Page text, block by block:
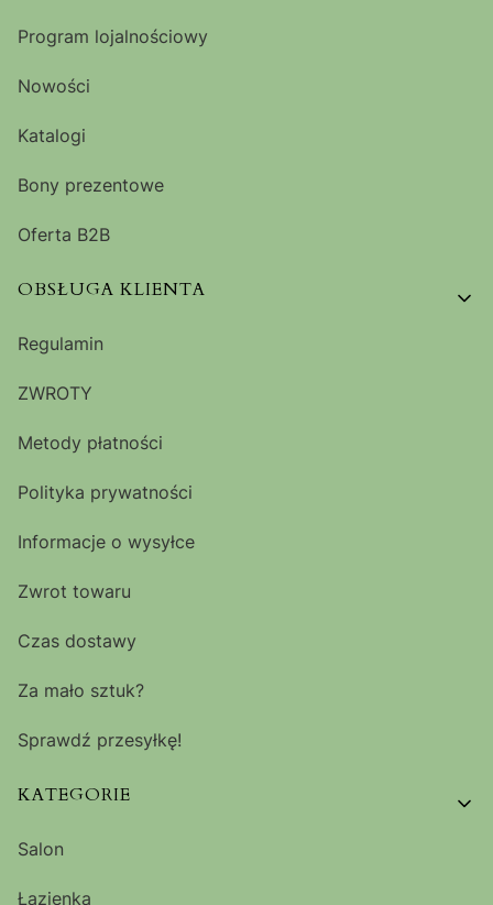
Program lojalnościowy
Nowości
Katalogi
Bony prezentowe
Oferta B2B
OBSŁUGA KLIENTA
Regulamin
ZWROTY
Metody płatności
Polityka prywatności
Informacje o wysyłce
Zwrot towaru
Czas dostawy
Za mało sztuk?
Sprawdź przesyłkę!
KATEGORIE
Salon
Łazienka